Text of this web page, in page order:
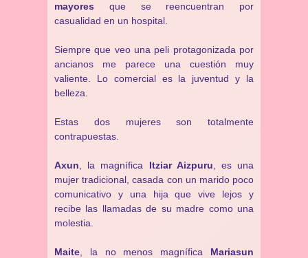
mayores que se reencuentran por
casualidad en un hospital.
Siempre que veo una peli protagonizada por
ancianos me parece una cuestión muy
valiente. Lo comercial es la juventud y la
belleza.
Estas dos mujeres son totalmente
contrapuestas.
Axun , la magnífica Itziar Aizpuru , es una
mujer tradicional, casada con un marido poco
comunicativo y una hija que vive lejos y
recibe las llamadas de su madre como una
molestia.
Maite , la no menos magnífica Mariasun